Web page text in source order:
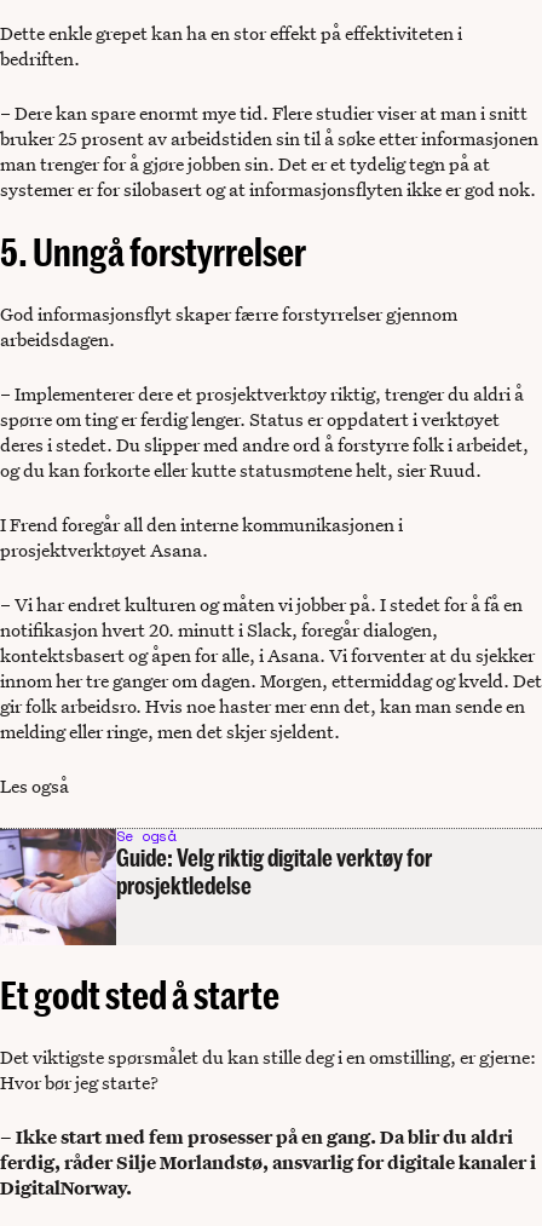
Dette enkle grepet kan ha en stor effekt på effektiviteten i
bedriften.
– Dere kan spare enormt mye tid. Flere studier viser at man i snitt
bruker 25 prosent av arbeidstiden sin til å søke etter informasjonen
man trenger for å gjøre jobben sin. Det er et tydelig tegn på at
systemer er for silobasert og at informasjonsflyten ikke er god nok.
5. Unngå forstyrrelser
God informasjonsflyt skaper færre forstyrrelser gjennom
arbeidsdagen.
– Implementerer dere et prosjektverktøy riktig, trenger du aldri å
spørre om ting er ferdig lenger. Status er oppdatert i verktøyet
deres i stedet. Du slipper med andre ord å forstyrre folk i arbeidet,
og du kan forkorte eller kutte statusmøtene helt, sier Ruud.
I Frend foregår all den interne kommunikasjonen i
prosjektverktøyet Asana.
– Vi har endret kulturen og måten vi jobber på. I stedet for å få en
notifikasjon hvert 20. minutt i Slack, foregår dialogen,
kontektsbasert og åpen for alle, i Asana. Vi forventer at du sjekker
innom her tre ganger om dagen. Morgen, ettermiddag og kveld. Det
gir folk arbeidsro. Hvis noe haster mer enn det, kan man sende en
melding eller ringe, men det skjer sjeldent.
Les også
Se også
Guide: Velg riktig digitale verktøy for
prosjektledelse
Et godt sted å starte
Det viktigste spørsmålet du kan stille deg i en omstilling, er gjerne:
Hvor bør jeg starte?
– Ikke start med fem prosesser på en gang. Da blir du aldri
ferdig, råder Silje Morlandstø, ansvarlig for digitale kanaler i
DigitalNorway.